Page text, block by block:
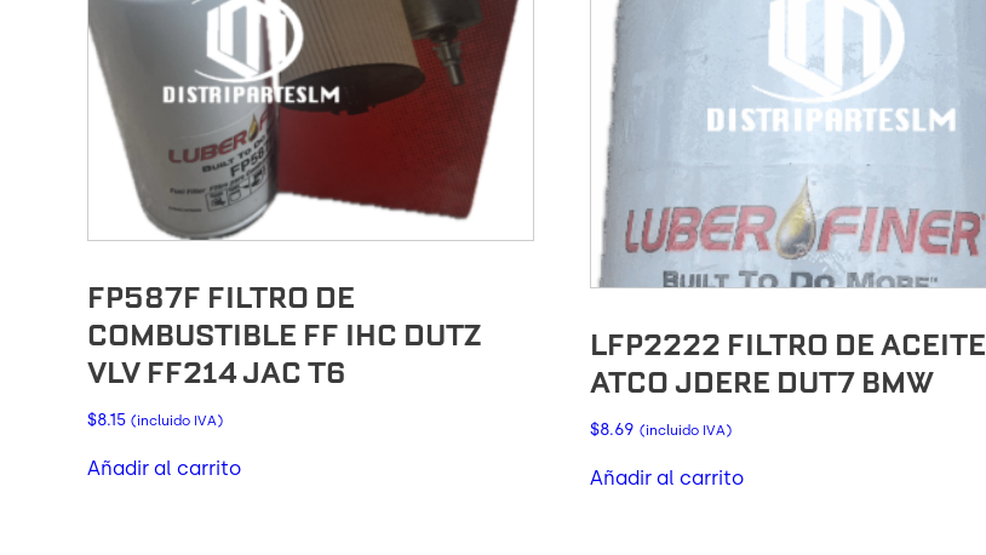
FP587F FILTRO DE
COMBUSTIBLE FF IHC DUTZ
VLV FF214 JAC T6
$8.15 (incluido IVA)
Añadir al carrito
LFP2222 FILTRO DE ACEITE
ATCO JDERE DUT7 BMW
$8.69 (incluido IVA)
Añadir al carrito